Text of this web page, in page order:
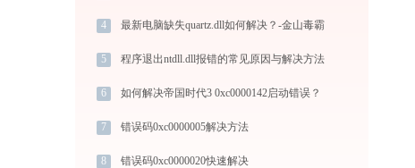
4 最新电脑缺失quartz.dll如何解决？-金山毒霸
5 程序退出ntdll.dll报错的常见原因与解决方法
6 如何解决帝国时代3 0xc0000142启动错误？
7 错误码0xc0000005解决方法
8 错误码0xc0000020快速解决